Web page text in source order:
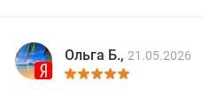
Ольга Б., 21.05.2026